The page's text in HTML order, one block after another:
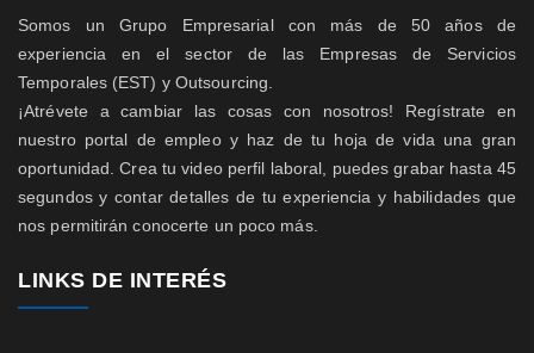
Somos un Grupo Empresarial con más de 50 años de
experiencia en el sector de las Empresas de Servicios
Temporales (EST) y Outsourcing.
¡Atrévete a cambiar las cosas con nosotros! Regístrate en
nuestro portal de empleo y haz de tu hoja de vida una gran
oportunidad. Crea tu video perfil laboral, puedes grabar hasta 45
segundos y contar detalles de tu experiencia y habilidades que
nos permitirán conocerte un poco más.
LINKS DE INTERÉS